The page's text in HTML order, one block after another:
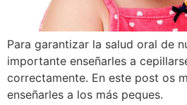
Para garantizar la salud oral de
importante enseñarles a
correctamente. En este post os
enseñarles a los más peques.